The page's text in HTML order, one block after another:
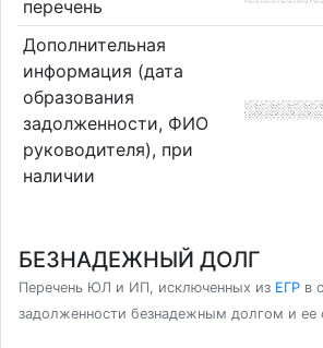
перечень
Дополнительная
информация (дата
образования
задолженности, ФИО
руководителя), при
наличии
БЕЗНАДЕЖНЫЙ ДОЛГ
Перечень ЮЛ и ИП, исключенных из ЕГР в
задолженности безнадежным долгом и ее